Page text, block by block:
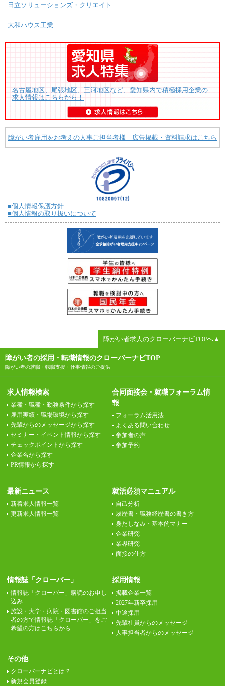
日立ソリューションズ・クリエイト
大和ハウス工業
名古屋地区、尾張地区、三河地区など、愛知県内で積極採用企業の
求人情報はこちらから！
障がい者雇用をお考えの人事ご担当者様 広告掲載・資料請求はこちら
■個人情報保護方針
■個人情報の取り扱いについて
障がい者求人のクローバーナビTOPへ▲
障がい者の採用・転職情報のクローバーナビTOP
障がい者の就職・転職支援・仕事情報のご提供
求人情報検索
業種・職種・勤務条件から探す
雇用実績・職場環境から探す
先輩からのメッセージから探す
セミナー・イベント情報から探す
チェックポイントから探す
企業名から探す
PR情報から探す
合同面接会・就職フォーラム情
報
フォーラム活用法
よくある問い合わせ
参加者の声
参加予約
最新ニュース
新着求人情報一覧
更新求人情報一覧
就活必須マニュアル
自己分析
履歴書・職務経歴書の書き方
身だしなみ・基本的マナー
企業研究
業界研究
面接の仕方
情報誌「クローバー」
情報誌「クローバー」購読のお申し
込み
施設・大学・病院・図書館のご担当
者の方で情報誌「クローバー」をご
希望の方はこちらから
採用情報
掲載企業一覧
2027年新卒採用
中途採用
先輩社員からのメッセージ
人事担当者からのメッセージ
その他
クローバーナビとは？
新規会員登録